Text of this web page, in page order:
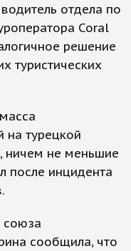
отдела по
Coral
решение
туристических
на турецкой
ничем не меньшие
после инцидента
союза
сообщила, что